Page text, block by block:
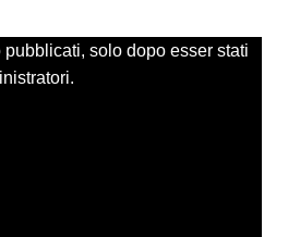
pubblicati, solo dopo esser stati